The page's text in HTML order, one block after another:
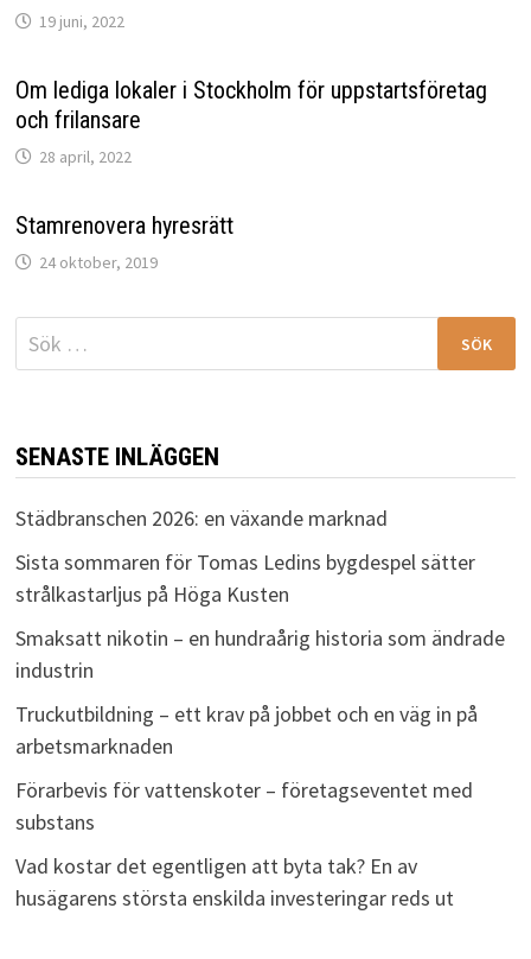
19 juni, 2022
Om lediga lokaler i Stockholm för uppstartsföretag
och frilansare
28 april, 2022
Stamrenovera hyresrätt
24 oktober, 2019
Sök
efter:
SENASTE INLÄGGEN
Städbranschen 2026: en växande marknad
Sista sommaren för Tomas Ledins bygdespel sätter
strålkastarljus på Höga Kusten
Smaksatt nikotin – en hundraårig historia som ändrade
industrin
Truckutbildning – ett krav på jobbet och en väg in på
arbetsmarknaden
Förarbevis för vattenskoter – företagseventet med
substans
Vad kostar det egentligen att byta tak? En av
husägarens största enskilda investeringar reds ut